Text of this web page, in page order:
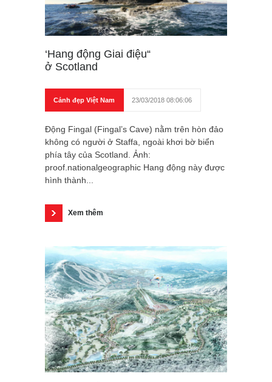
‘Hang động Giai điệu“
ở Scotland
Cảnh đẹp Việt Nam 23/03/2018 08:06:06
Động Fingal (Fingal’s Cave) nằm trên hòn đảo
không có người ở Staffa, ngoài khơi bờ biển
phía tây của Scotland. Ảnh:
proof.nationalgeographic Hang động này được
hình thành...
Xem thêm